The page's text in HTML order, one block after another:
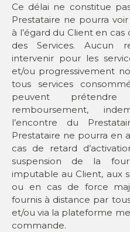
Ce délai ne constitue
Prestataire ne pourra
à l’égard du Client en
des Services. Aucun
intervenir pour les
et/ou progressivement
tous services
peuvent
remboursement,
l’encontre du
Prestataire ne pourra en
cas de retard
suspension de la
imputable au Client, aux
ou en cas de force
fournis à distance par
et/ou via la plateforme
commande.